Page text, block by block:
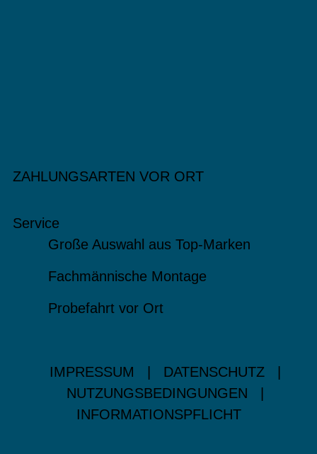
ZAHLUNGSARTEN VOR ORT
Service
Große Auswahl aus Top-Marken
Fachmännische Montage
Probefahrt vor Ort
IMPRESSUM DATENSCHUTZ
NUTZUNGSBEDINGUNGEN
INFORMATIONSPFLICHT